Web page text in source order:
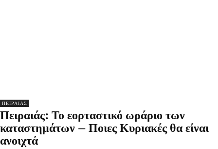
ΠΕΙΡΑΙΑΣ
Πειραιάς: Το εορταστικό ωράριο των
καταστημάτων – Ποιες Κυριακές θα είναι
ανοιχτά